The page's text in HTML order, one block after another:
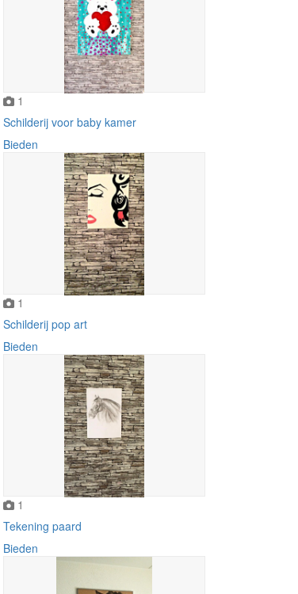
1
Schilderij voor baby kamer
Bieden
1
Schilderij pop art
Bieden
1
Tekening paard
Bieden